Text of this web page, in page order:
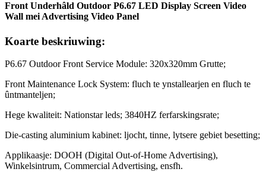
Front Underhâld Outdoor P6.67 LED Display Screen Video
Wall mei Advertising Video Panel
Koarte beskriuwing:
P6.67 Outdoor Front Service Module: 320x320mm Grutte;
Front Maintenance Lock System: fluch te ynstallearjen en fluch te
ûntmanteljen;
Hege kwaliteit: Nationstar leds; 3840HZ ferfarskingsrate;
Die-casting aluminium kabinet: ljocht, tinne, lytsere gebiet besetting;
Applikaasje: DOOH (Digital Out-of-Home Advertising),
Winkelsintrum, Commercial Advertising, ensfh.